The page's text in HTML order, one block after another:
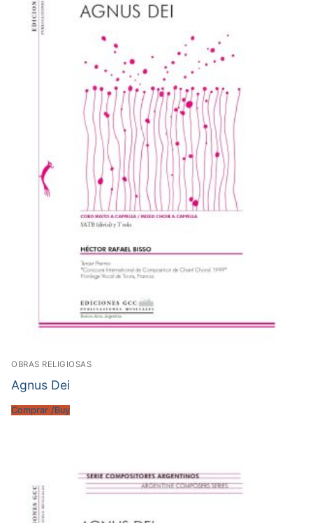
OBRAS RELIGIOSAS
Agnus Dei
Comprar /Buy